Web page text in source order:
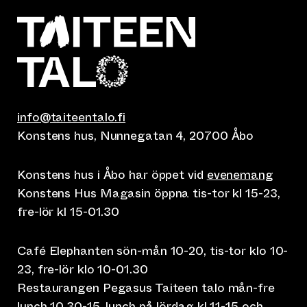
info@taiteentalo.fi
Konstens hus, Nunnegatan 4, 20700 Åbo
Konstens hus i Åbo har öppet vid evenemang
Konstens Hus Magasin öppna tis-tor kl 15-23,
fre-lör kl 15-01.30
Café Elephanten sön-mån 10-20, tis-tor klo 10-
23, fre-lör klo 10-01.30
Restaurangen Pegasus Taiteen talo mån-fre